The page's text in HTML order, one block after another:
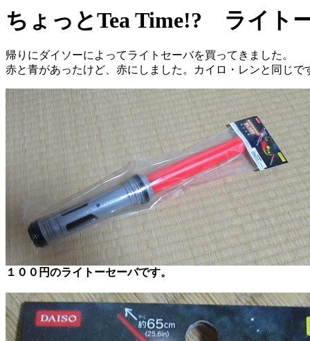
ちょっとTea Time!? ライト
帰りにダイソーによってライトセーバを買ってきました。
赤と青があったけど、赤にしました。カイロ・レンと同じで
１００円のライトーセーバです。